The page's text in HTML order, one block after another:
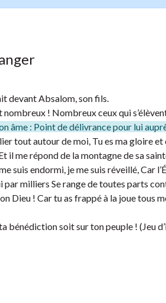
devant Absalom, son fils.
nombreux ! Nombreux ceux qui
âme : Point de délivrance pour lui
tout autour de moi, Tu es ma gloire
il me répond de la montagne de sa
suis endormi, je me suis réveillé, Car
par milliers Se range de toutes parts
Dieu ! Car tu as frappé à la joue tous
bénédiction soit sur ton peuple ! (Jeu